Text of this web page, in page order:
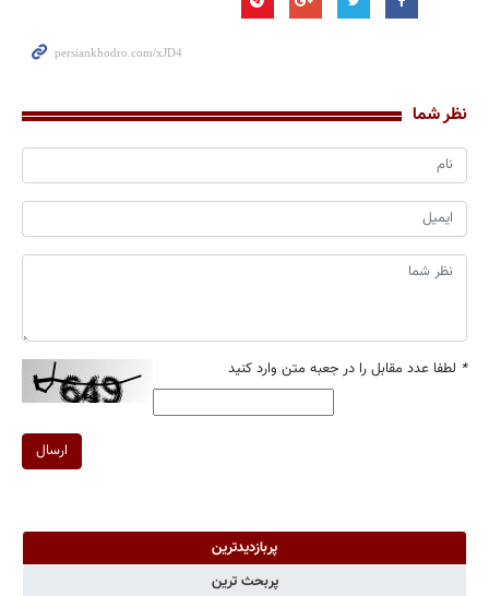
نظر شما
* لطفا عدد مقابل را در جعبه متن وارد کنید
ارسال
پربازدیدترین
پربحث ترین